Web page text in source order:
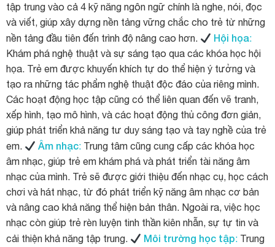
tập trung vào cả 4 kỹ năng ngôn ngữ chính là nghe, nói, đọc
và viết, giúp xây dựng nền tảng vững chắc cho trẻ từ những
nền tảng đầu tiên đến trình độ nâng cao hơn.
Hội họa:
Khám phá nghệ thuật và sự sáng tạo qua các khóa học hội
họa. Trẻ em được khuyến khích tự do thể hiện ý tưởng và
tạo ra những tác phẩm nghệ thuật độc đáo của riêng mình.
Các hoạt động học tập cũng có thể liên quan đến vẽ tranh,
xếp hình, tạo mô hình, và các hoạt động thủ công đơn giản,
giúp phát triển khả năng tư duy sáng tạo và tay nghề của trẻ
em.
Âm nhạc: Trung tâm cũng cung cấp các khóa học
âm nhạc, giúp trẻ em khám phá và phát triển tài năng âm
nhạc của mình. Trẻ sẽ được giới thiệu đến nhạc cụ, học cách
chơi và hát nhạc, từ đó phát triển kỹ năng âm nhạc cơ bản
và nâng cao khả năng thể hiện bản thân. Ngoài ra, việc học
nhạc còn giúp trẻ rèn luyện tinh thần kiên nhẫn, sự tự tin và
cải thiện khả năng tập trung.
Môi trường học tập: Trung